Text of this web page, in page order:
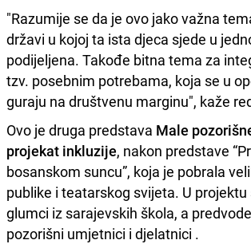
"Razumije se da je ovo jako važna
državi u kojoj ta ista djeca sjede u
podijeljena. Takođe bitna tema za
tzv. posebnim potrebama, koja se u
guraju na društvenu marginu", kaže
Ovo je druga predstava Male
projekat inkluzije, nakon predstave
bosanskom suncu”, koja je pobrala
publike i teatarskog svijeta. U
glumci iz sarajevskih škola, a
pozorišni umjetnici i djelatnici .